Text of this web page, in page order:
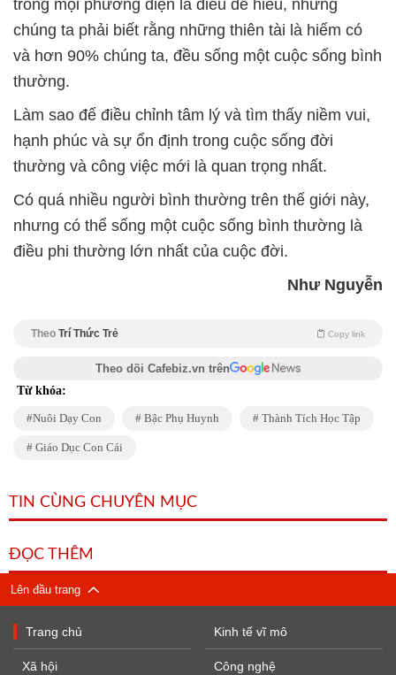
trong mọi phương diện là điều dễ hiểu, nhưng
chúng ta phải biết rằng những thiên tài là hiếm có
và hơn 90% chúng ta, đều sống một cuộc sống bình
thường.
Làm sao để điều chỉnh tâm lý và tìm thấy niềm vui,
hạnh phúc và sự ổn định trong cuộc sống đời
thường và công việc mới là quan trọng nhất.
Có quá nhiều người bình thường trên thế giới này,
nhưng có thể sống một cuộc sống bình thường là
điều phi thường lớn nhất của cuộc đời.
Như Nguyễn
Theo Trí Thức Trẻ Copy link
Theo dõi Cafebiz.vn trên
Từ khóa:
Nuôi Dạy Con Bậc Phụ Huynh Thành Tích Học Tập
Giáo Dục Con Cái
TIN CÙNG CHUYÊN MỤC
ĐỌC THÊM
Lên đầu trang
Trang chủ
Xã hội
Kinh tế vĩ mô
Công nghệ